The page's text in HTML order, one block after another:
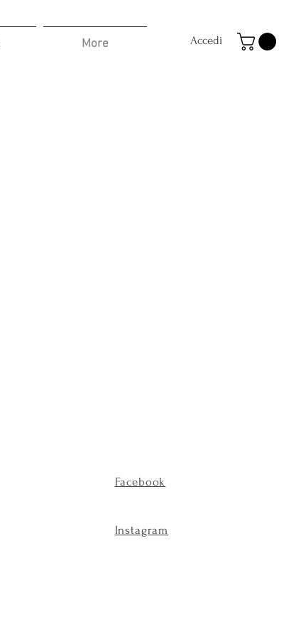
Accedi
More
Facebook
Instagram